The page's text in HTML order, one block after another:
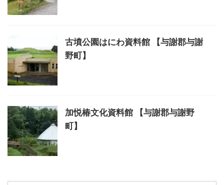
古墳公園はにわ資料館 【与謝郡与謝
野町】
加悦椿文化資料館 【与謝郡与謝野
町】